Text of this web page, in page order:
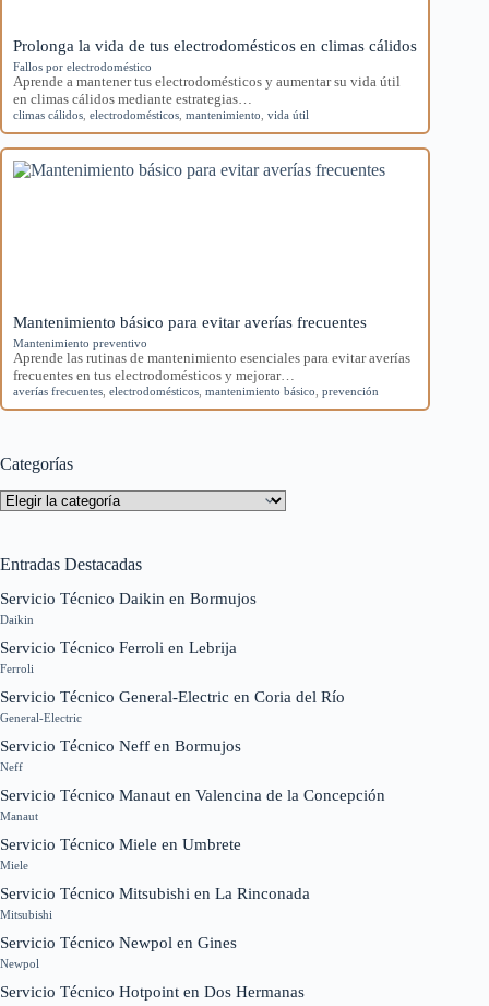
Prolonga la vida de tus electrodomésticos en climas cálidos
Fallos por electrodoméstico
Aprende a mantener tus electrodomésticos y aumentar su vida útil
en climas cálidos mediante estrategias…
climas cálidos electrodomésticos mantenimiento vida útil
Mantenimiento básico para evitar averías frecuentes
Mantenimiento preventivo
Aprende las rutinas de mantenimiento esenciales para evitar averías
frecuentes en tus electrodomésticos y mejorar…
averías frecuentes electrodomésticos mantenimiento básico prevención
Categorías
Categorías
Entradas Destacadas
Servicio Técnico Daikin en Bormujos
Daikin
Servicio Técnico Ferroli en Lebrija
Ferroli
Servicio Técnico General-Electric en Coria del Río
General-Electric
Servicio Técnico Neff en Bormujos
Neff
Servicio Técnico Manaut en Valencina de la Concepción
Manaut
Servicio Técnico Miele en Umbrete
Miele
Servicio Técnico Mitsubishi en La Rinconada
Mitsubishi
Servicio Técnico Newpol en Gines
Newpol
Servicio Técnico Hotpoint en Dos Hermanas